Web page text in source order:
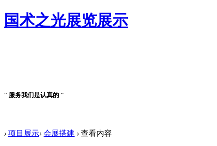
国术之光展览展示
" 服务我们是认真的 "
› 项目展示› 会展搭建 › 查看内容